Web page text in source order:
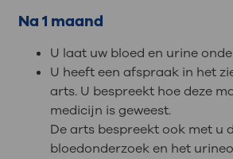
Na 1 maand
U laat uw bloed en urine
U heeft een afspraak in het
arts. U bespreekt hoe deze
medicijn is geweest.
De arts bespreekt ook met u
bloedonderzoek en het